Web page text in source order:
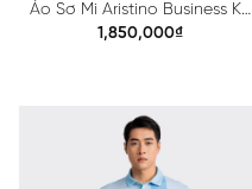
Áo Sơ Mi Aristino Business Kẻ
Sọc Đỏ Regular fit 1LS0650Z
1,850,000₫